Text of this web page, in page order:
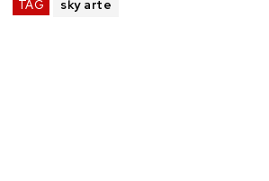
TAG sky arte